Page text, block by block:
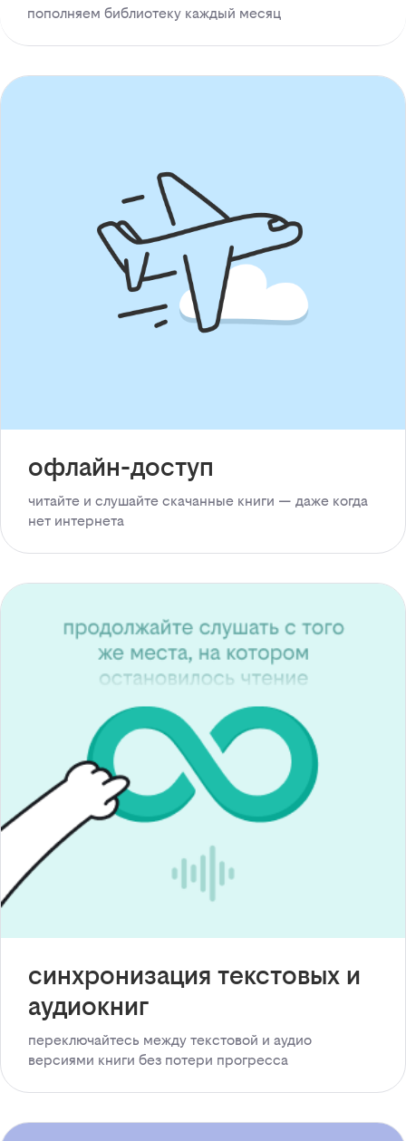
пополняем библиотеку каждый месяц
офлайн-доступ
читайте и слушайте скачанные книги — даже когда
нет интернета
синхронизация текстовых и
аудиокниг
переключайтесь между текстовой и аудио
версиями книги без потери прогресса